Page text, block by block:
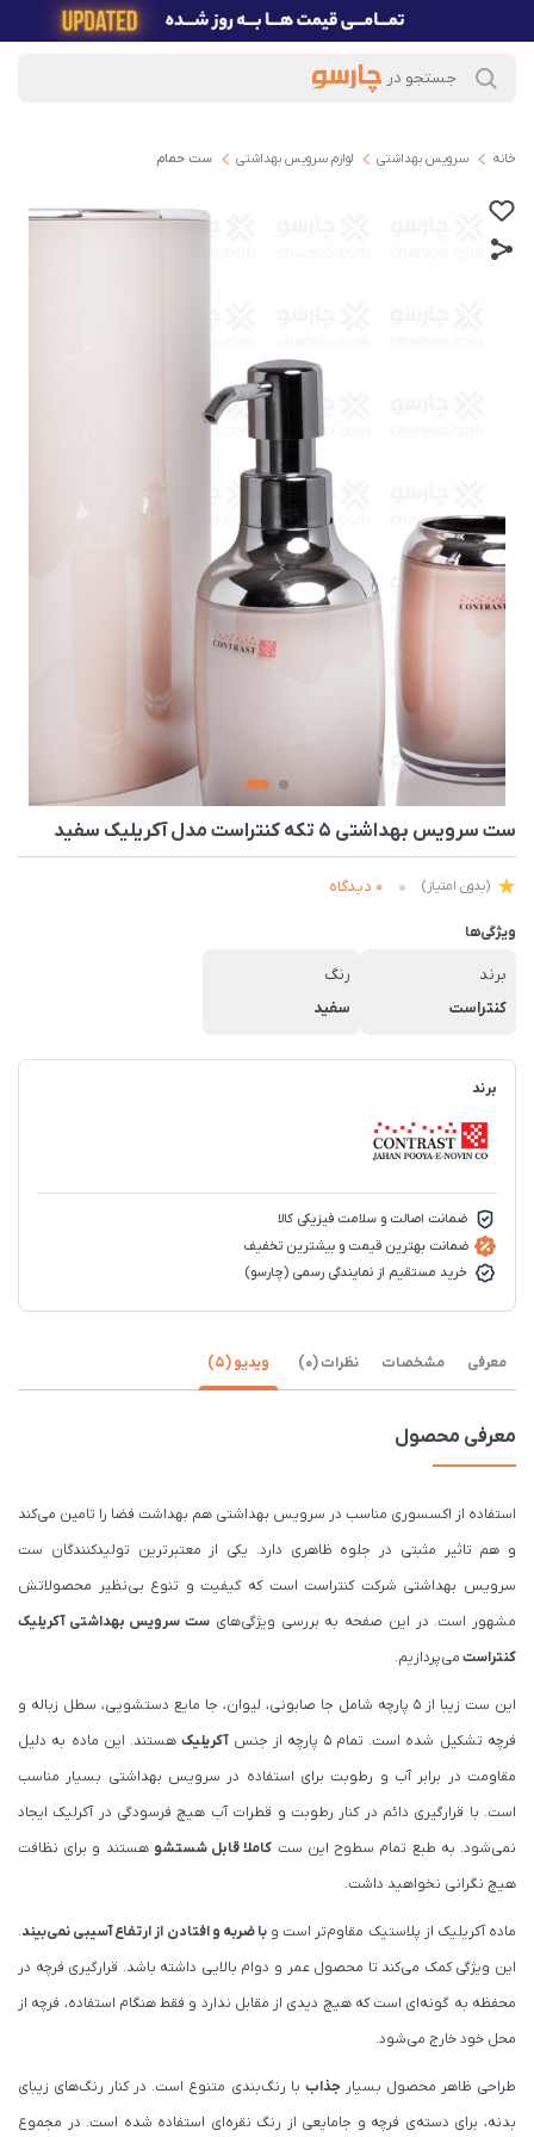
خانه سرویس بهداشتی لوازم سرویس بهداشتی ست حمام
ست سرویس بهداشتی 5 تکه کنتراست مدل آکریلیک سفید
(بدون امتیاز) 0 دیدگاه
ویژگی‌ها
برند
کنتراست
رنگ
سفید
برند
ضمانت اصالت و سلامت فیزیکی کالا
ضمانت بهترین قیمت و بیشترین تخفیف
خرید مستقیم از نمایندگی رسمی (چارسو)
معرفی مشخصات نظرات (0) ویدیو (5)
معرفی محصول
استفاده از اکسسوری‌ مناسب در سرویس بهداشتی هم بهداشت فضا را تامین می‌کند
و هم تاثیر مثبتی در جلوه ظاهری دارد. یکی از معتبرترین تولیدکنندگان ست
سرویس بهداشتی شرکت کنتراست است که کیفیت و تنوع بی‌نظیر محصولاتش
مشهور است. در این صفحه به بررسی ویژگی‌های ست سرویس بهداشتی آکریلیک
کنتراستمی‌پردازیم.
این ست زیبا از 5 پارچه شامل جا صابونی، لیوان، جا مایع دستشویی، سطل زباله و
فرچه تشکیل شده است. تمام 5 پارچه از جنس
آکریلیکهستند. این ماده به دلیل
مقاومت در برابر آب و رطوبت برای استفاده در سرویس بهداشتی بسیار مناسب
است. با قرارگیری دائم در کنار رطوبت و قطرات آب هیچ فرسودگی در آکرلیک ایجاد
نمی‌شود. به طبع تمام سطوح این ست کاملا قابل شستشو هستند و برای نظافت
هیچ نگرانی نخواهید داشت.
ماده آکریلیک از پلاستیک مقاوم‌تر است و با ضربه و افتادن از ارتفاع آسیبی نمی‌بیند.
این ویژگی کمک می‌کند تا محصول عمر و دوام بالایی داشته باشد. قرارگیری فرچه در
محفظه به گونه‌ای است که هیچ دیدی از مقابل ندارد و فقط هنگام استفاده، فرچه از
محل خود خارج می‌شود.
طراحی ظاهر محصول بسیار جذاب با رنگ‌بندی متنوع است. در کنار رنگ‌های زیبای
بدنه، برای دسته‌ی فرچه و جامایعی از رنگ نقره‌ای استفاده شده است. در مجموع